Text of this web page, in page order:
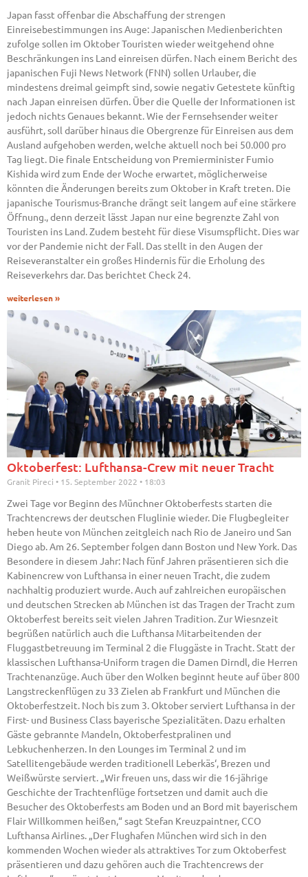
Japan fasst offenbar die Abschaffung der strengen
Einreisebestimmungen ins Auge: Japanischen Medienberichten
zufolge sollen im Oktober Touristen wieder weitgehend ohne
Beschränkungen ins Land einreisen dürfen. Nach einem Bericht des
japanischen Fuji News Network (FNN) sollen Urlauber, die
mindestens dreimal geimpft sind, sowie negativ Getestete künftig
nach Japan einreisen dürfen. Über die Quelle der Informationen ist
jedoch nichts Genaues bekannt. Wie der Fernsehsender weiter
ausführt, soll darüber hinaus die Obergrenze für Einreisen aus dem
Ausland aufgehoben werden, welche aktuell noch bei 50.000 pro
Tag liegt. Die finale Entscheidung von Premierminister Fumio
Kishida wird zum Ende der Woche erwartet, möglicherweise
könnten die Änderungen bereits zum Oktober in Kraft treten. Die
japanische Tourismus-Branche drängt seit langem auf eine stärkere
Öffnung., denn derzeit lässt Japan nur eine begrenzte Zahl von
Touristen ins Land. Zudem besteht für diese Visumspflicht. Dies war
vor der Pandemie nicht der Fall. Das stellt in den Augen der
Reiseveranstalter ein großes Hindernis für die Erholung des
Reiseverkehrs dar. Das berichtet Check 24.
weiterlesen »
Oktoberfest: Lufthansa-Crew mit neuer Tracht
Granit Pireci 15. September 2022 18:03
Zwei Tage vor Beginn des Münchner Oktoberfests starten die
Trachtencrews der deutschen Fluglinie wieder. Die Flugbegleiter
heben heute von München zeitgleich nach Rio de Janeiro und San
Diego ab. Am 26. September folgen dann Boston und New York. Das
Besondere in diesem Jahr: Nach fünf Jahren präsentieren sich die
Kabinencrew von Lufthansa in einer neuen Tracht, die zudem
nachhaltig produziert wurde. Auch auf zahlreichen europäischen
und deutschen Strecken ab München ist das Tragen der Tracht zum
Oktoberfest bereits seit vielen Jahren Tradition. Zur Wiesnzeit
begrüßen natürlich auch die Lufthansa Mitarbeitenden der
Fluggastbetreuung im Terminal 2 die Fluggäste in Tracht. Statt der
klassischen Lufthansa-Uniform tragen die Damen Dirndl, die Herren
Trachtenanzüge. Auch über den Wolken beginnt heute auf über 800
Langstreckenflügen zu 33 Zielen ab Frankfurt und München die
Oktoberfestzeit. Noch bis zum 3. Oktober serviert Lufthansa in der
First- und Business Class bayerische Spezialitäten. Dazu erhalten
Gäste gebrannte Mandeln, Oktoberfestpralinen und
Lebkuchenherzen. In den Lounges im Terminal 2 und im
Satellitengebäude werden traditionell Leberkäs‘, Brezen und
Weißwürste serviert. „Wir freuen uns, dass wir die 16-jährige
Geschichte der Trachtenflüge fortsetzen und damit auch die
Besucher des Oktoberfests am Boden und an Bord mit bayerischem
Flair Willkommen heißen,“ sagt Stefan Kreuzpaintner, CCO
Lufthansa Airlines. „Der Flughafen München wird sich in den
kommenden Wochen wieder als attraktives Tor zum Oktoberfest
präsentieren und dazu gehören auch die Trachtencrews der